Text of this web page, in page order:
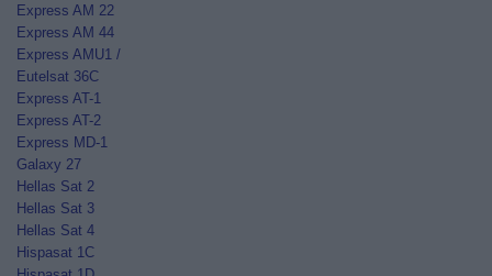
Express AM 22
Express AM 44
Express AMU1 /
Eutelsat 36C
Express AT-1
Express AT-2
Express MD-1
Galaxy 27
Hellas Sat 2
Hellas Sat 3
Hellas Sat 4
Hispasat 1C